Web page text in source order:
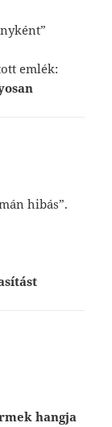
emlék:
hibás”.
hangja